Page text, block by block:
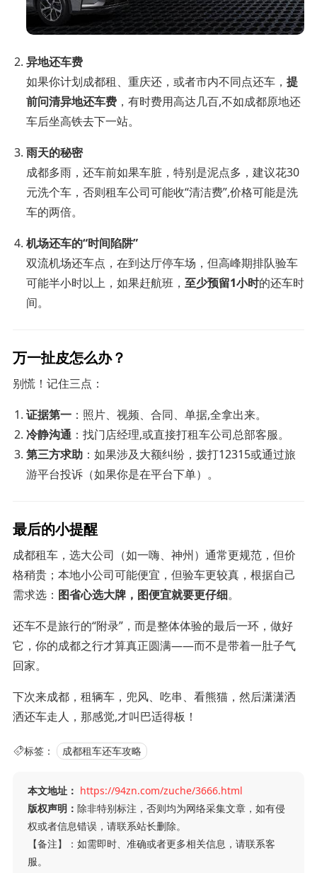
异地还车费
如果你计划成都租、重庆还，或者市内不同点还车，提
前问清异地还车费 ，有时费用高达几百,不如成都原地还
车后坐高铁去下一站。
雨天的秘密
成都多雨，还车前如果车脏，特别是泥点多，建议花30
元洗个车，否则租车公司可能收“清洁费”,价格可能是洗
车的两倍。
机场还车的“时间陷阱”
双流机场还车点，在到达厅停车场，但高峰期排队验车
可能半小时以上，如果赶航班，至少预留1小时的还车时
间。
万一扯皮怎么办？
别慌！记住三点：
证据第一 ：照片、视频、合同、单据,全拿出来。
冷静沟通 ：找门店经理,或直接打租车公司总部客服。
第三方求助 ：如果涉及大额纠纷，拨打12315或通过旅
游平台投诉（如果你是在平台下单）。
最后的小提醒
成都租车，选大公司（如一嗨、神州）通常更规范，但价
格稍贵；本地小公司可能便宜，但验车更较真，根据自己
需求选： 图省心选大牌，图便宜就要更仔细。
还车不是旅行的“附录”，而是整体体验的最后一环，做好
它，你的成都之行才算真正圆满——而不是带着一肚子气
回家。
下次来成都，租辆车，兜风、吃串、看熊猫，然后潇潇洒
洒还车走人，那感觉,才叫巴适得板！
标签： 成都租车还车攻略
本文地址： https://94zn.com/zuche/3666.html
版权声明： 除非特别标注，否则均为网络采集文章，如有侵
权或者信息错误，请联系站长删除。
【备注】：如需即时、准确或者更多相关信息，请联系客
服。